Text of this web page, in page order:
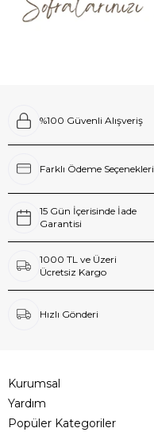
%100 Güvenli Alışveriş
Farklı Ödeme Seçenekleri
15 Gün İçerisinde İade
Garantisi
1000 TL ve Üzeri
Ücretsiz Kargo
Hızlı Gönderi
Kurumsal
Yardım
Popüler Kategoriler